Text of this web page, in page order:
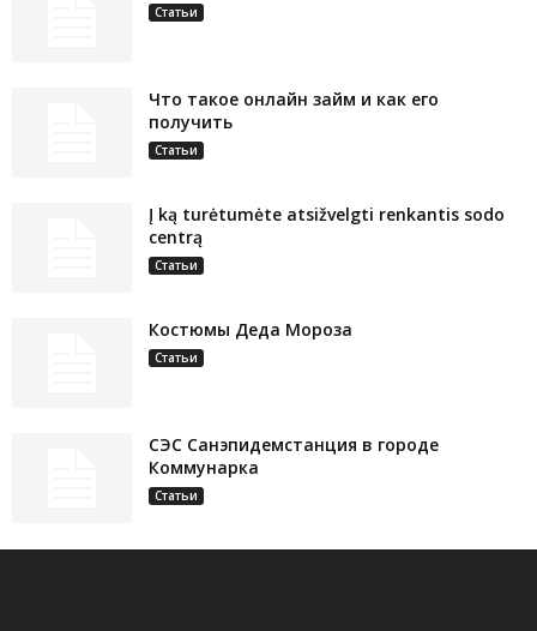
Статьи
Что такое онлайн займ и как его
получить
Статьи
Į ką turėtumėte atsižvelgti renkantis sodo
centrą
Статьи
Костюмы Деда Мороза
Статьи
СЭС Санэпидемстанция в городе
Коммунарка
Статьи